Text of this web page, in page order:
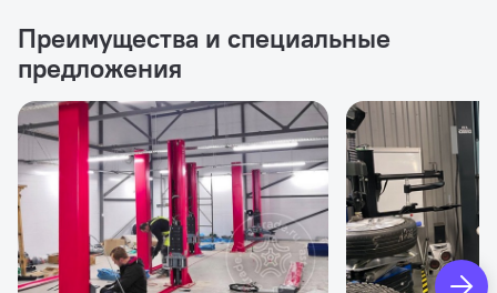
Преимущества и специальные
предложения